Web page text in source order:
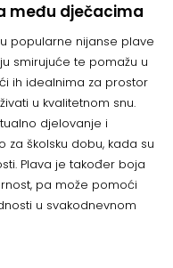
među dječacima
popularne nijanse plave
smirujuće te pomažu u
ih idealnima za prostor
u kvalitetnom snu.
djelovanje i
za školsku dobu, kada su
Plava je također boja
pa može pomoći
u svakodnevnom